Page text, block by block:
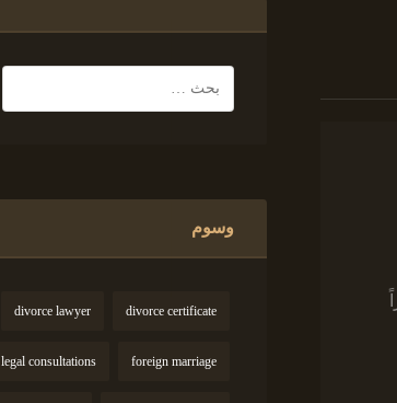
وسوم
divorce certificate
divorce lawyer
foreign marriage
legal consultations